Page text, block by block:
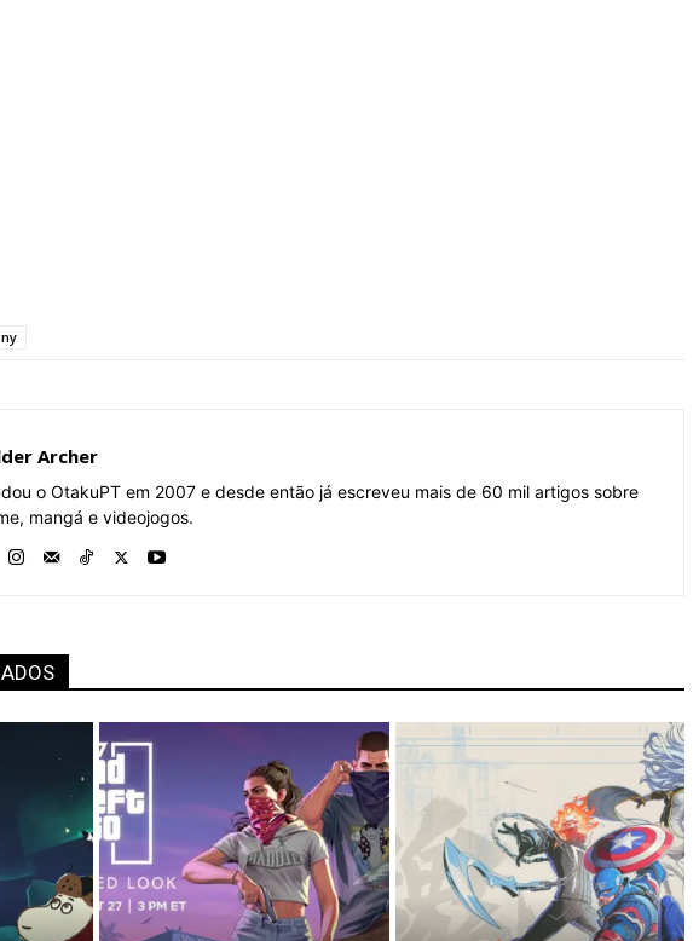
Archer
o OtakuPT em 2007 e desde então já escreveu mais de 60 mil artigos sobre
mangá e videojogos.